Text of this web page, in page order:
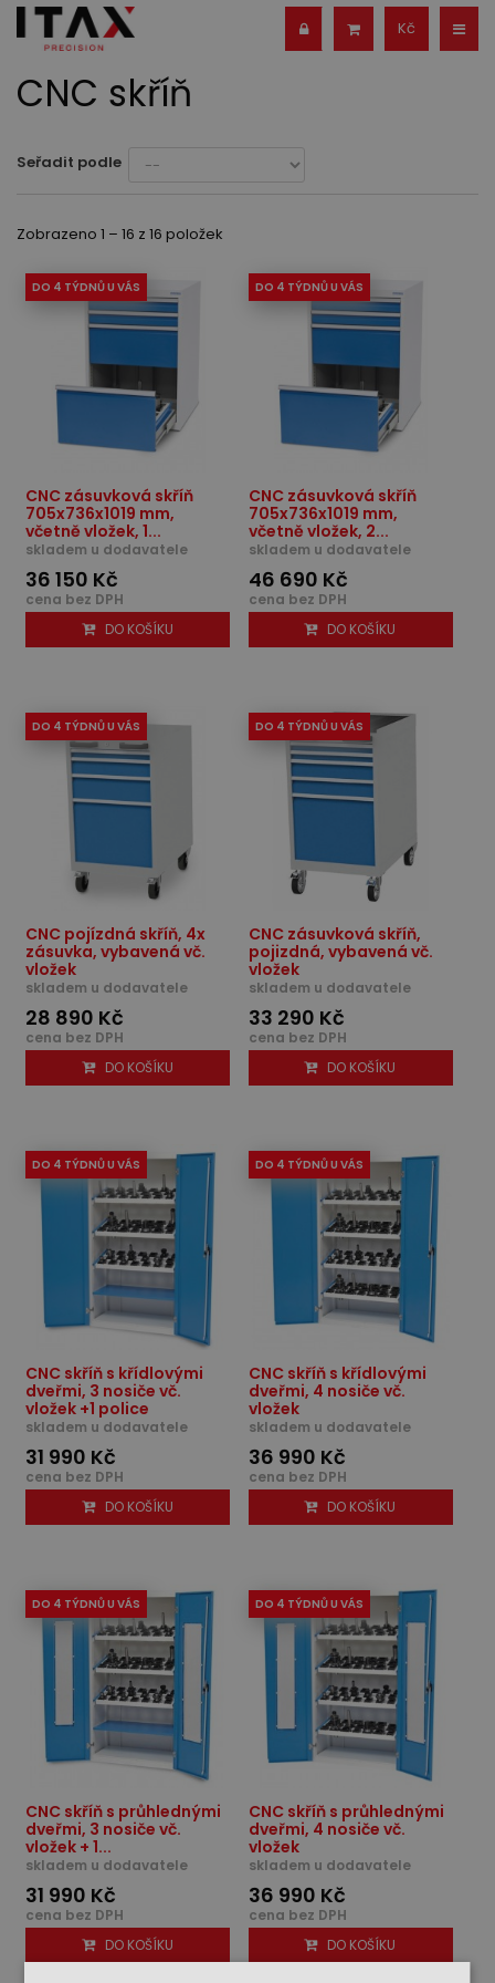
Kč
CNC skříň
Seřadit podle
Zobrazeno 1 – 16 z 16 položek
DO 4 TÝDNŮ U VÁS
CNC zásuvková skříň
705x736x1019 mm,
včetně vložek, 1...
skladem u dodavatele
36 150 Kč
cena bez DPH
DO KOŠÍKU
DO 4 TÝDNŮ U VÁS
CNC zásuvková skříň
705x736x1019 mm,
včetně vložek, 2...
skladem u dodavatele
46 690 Kč
cena bez DPH
DO KOŠÍKU
DO 4 TÝDNŮ U VÁS
CNC pojízdná skříň, 4x
zásuvka, vybavená vč.
vložek
skladem u dodavatele
28 890 Kč
cena bez DPH
DO KOŠÍKU
DO 4 TÝDNŮ U VÁS
CNC zásuvková skříň,
pojizdná, vybavená vč.
vložek
skladem u dodavatele
33 290 Kč
cena bez DPH
DO KOŠÍKU
DO 4 TÝDNŮ U VÁS
CNC skříň s křídlovými
dveřmi, 3 nosiče vč.
vložek +1 police
skladem u dodavatele
31 990 Kč
cena bez DPH
DO KOŠÍKU
DO 4 TÝDNŮ U VÁS
CNC skříň s křídlovými
dveřmi, 4 nosiče vč.
vložek
skladem u dodavatele
36 990 Kč
cena bez DPH
DO KOŠÍKU
DO 4 TÝDNŮ U VÁS
CNC skříň s průhlednými
dveřmi, 3 nosiče vč.
vložek + 1...
skladem u dodavatele
31 990 Kč
cena bez DPH
DO KOŠÍKU
DO 4 TÝDNŮ U VÁS
CNC skříň s průhlednými
dveřmi, 4 nosiče vč.
vložek
skladem u dodavatele
36 990 Kč
cena bez DPH
DO KOŠÍKU